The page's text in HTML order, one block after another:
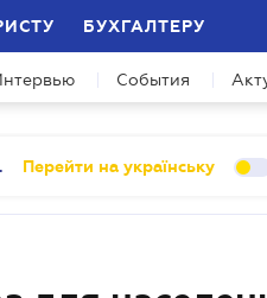
БУХГАЛТЕРУ
События
Перейти на українську